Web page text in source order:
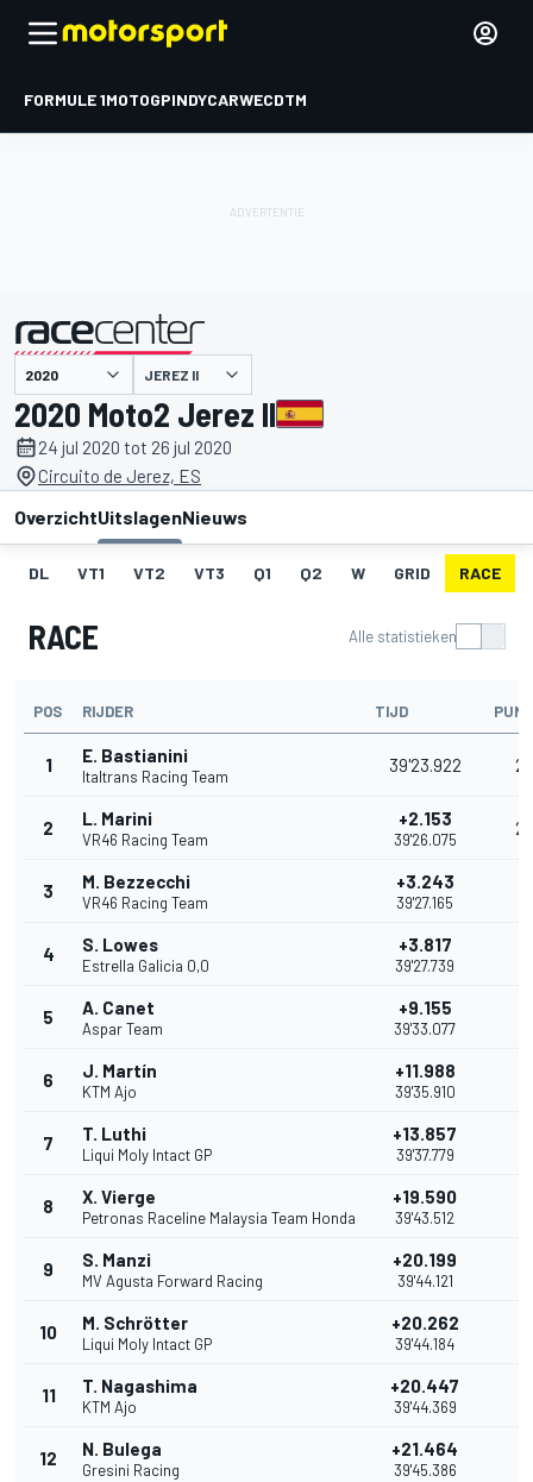
FORMULE 1MOTOGPINDYCARWECDTM
gepresenteerd door JEREZ II
2020 Moto2 Jerez II
24 jul 2020 tot 26 jul 2020
Circuito de Jerez, ES
OverzichtUitslagenNieuws
DL VT1 VT2 VT3 Q1 Q2 W GRID RACE
RACE Alle statistieken
POS RIJDER TIJD
1 E. Bastianini
Italtrans Racing Team
39'23.922 25
2 L. Marini
VR46 Racing Team
+2.153
39'26.075
20
3 M. Bezzecchi
VR46 Racing Team
+3.243
39'27.165
4 S. Lowes
Estrella Galicia 0,0
+3.817
39'27.739
5 A. Canet
Aspar Team
+9.155
39'33.077
6 J. Martín
KTM Ajo
+11.988
39'35.910
7 T. Luthi
Liqui Moly Intact GP
+13.857
39'37.779
8 X. Vierge
Petronas Raceline Malaysia Team Honda
+19.590
39'43.512
9 S. Manzi
MV Agusta Forward Racing
+20.199
39'44.121
10 M. Schrötter
Liqui Moly Intact GP
+20.262
39'44.184
11 T. Nagashima
KTM Ajo
+20.447
39'44.369
12 N. Bulega
Gresini Racing
+21.464
39'45.386